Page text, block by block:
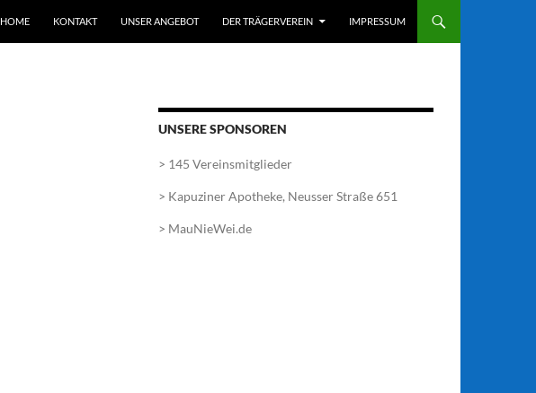
HOME KONTAKT UNSER ANGEBOT DER TRÄGERVEREIN IMPRESSUM
UNSERE SPONSOREN
> 145 Vereinsmitglieder
> Kapuziner Apotheke, Neusser Straße 651
> MauNieWei.de